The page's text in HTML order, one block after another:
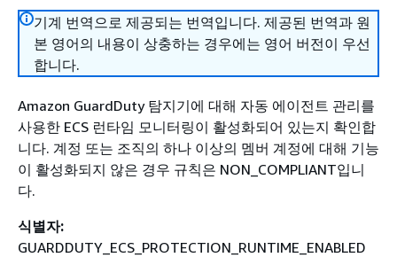
기계 번역으로 제공되는 번역입니다. 제공된 번역과 원
본 영어의 내용이 상충하는 경우에는 영어 버전이 우선
합니다.
Amazon GuardDuty 탐지기에 대해 자동 에이전트 관리를
사용한 ECS 런타임 모니터링이 활성화되어 있는지 확인합
니다. 계정 또는 조직의 하나 이상의 멤버 계정에 대해 기능
이 활성화되지 않은 경우 규칙은 NON_COMPLIANT입니
다.
식별자:
GUARDDUTY_ECS_PROTECTION_RUNTIME_ENABLED